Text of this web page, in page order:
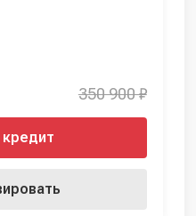
350 900 ₽
кредит